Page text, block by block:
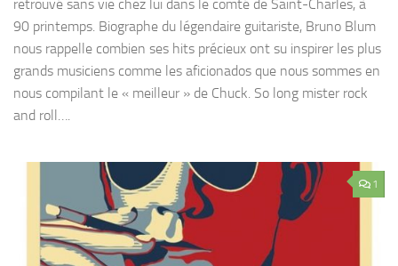
retrouvé sans vie chez lui dans le comté de Saint-Charles, à
90 printemps. Biographe du légendaire guitariste, Bruno Blum
nous rappelle combien ses hits précieux ont su inspirer les plus
grands musiciens comme les aficionados que nous sommes en
nous compilant le « meilleur » de Chuck. So long mister rock
and roll….
1